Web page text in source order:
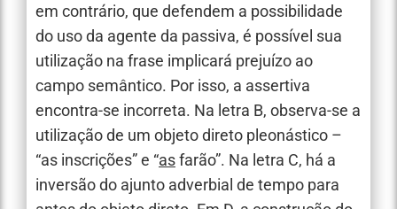
em contrário, que defendem a possibilidade
do uso da agente da passiva, é possível sua
utilização na frase implicará prejuízo ao
campo semântico. Por isso, a assertiva
encontra-se incorreta. Na letra B, observa-se a
utilização de um objeto direto pleonástico –
“as inscrições” e “asfarão”. Na letra C, há a
inversão do ajunto adverbial de tempo para